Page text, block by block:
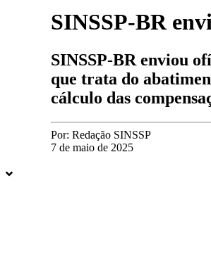
SINSSP-BR
SINSSP-BR enviou
que trata do
cálculo das
Por: Redação SINSSP
7 de maio de 2025